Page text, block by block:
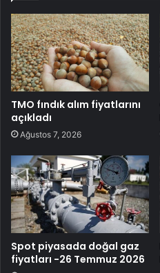
TMO fındık alım fiyatlarını
açıkladı
Ağustos 7, 2026
Spot piyasada doğal gaz
fiyatları -26 Temmuz 2026